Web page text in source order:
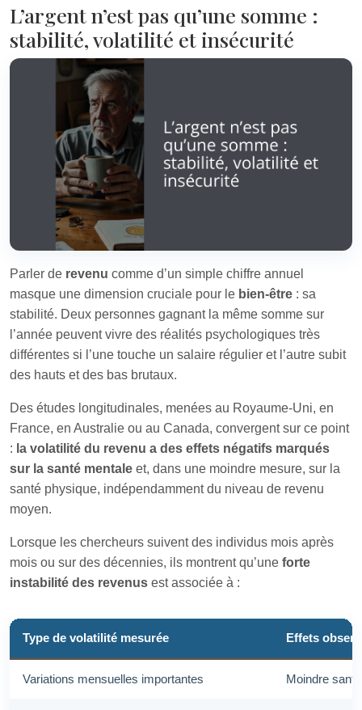
L’argent n’est pas qu’une somme :
stabilité, volatilité et insécurité
Parler de revenu comme d’un simple chiffre annuel
masque une dimension cruciale pour le bien‑être : sa
stabilité. Deux personnes gagnant la même somme sur
l’année peuvent vivre des réalités psychologiques très
différentes si l’une touche un salaire régulier et l’autre subit
des hauts et des bas brutaux.
Des études longitudinales, menées au Royaume‑Uni, en
France, en Australie ou au Canada, convergent sur ce point
: la volatilité du revenu a des effets négatifs marqués
sur la santé mentale et, dans une moindre mesure, sur la
santé physique, indépendamment du niveau de revenu
moyen.
Lorsque les chercheurs suivent des individus mois après
mois ou sur des décennies, ils montrent qu’une forte
instabilité des revenus est associée à :
Type de volatilité mesurée Effets
Variations mensuelles importantes Moindre